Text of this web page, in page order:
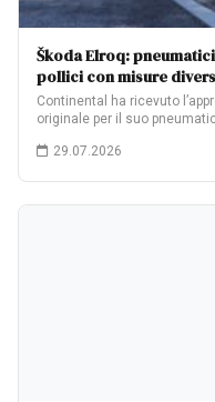
Škoda Elroq:
pollici con misure
Continental ha ricevuto
originale per il suo
29.07.2026